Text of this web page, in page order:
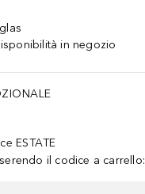
AGGIUNGI AL CARRELLO
in negozio
ESTATE
il codice a carrello: